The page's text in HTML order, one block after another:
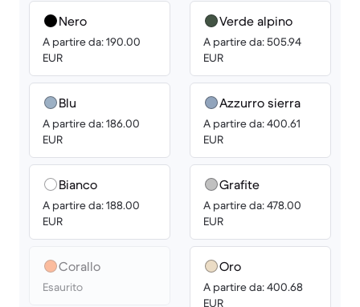
Nero
A partire da: 190.00
EUR
Blu
A partire da: 186.00
EUR
Bianco
A partire da: 188.00
EUR
Corallo
Esaurito
Verde alpino
A partire da: 505.94
EUR
Azzurro sierra
A partire da: 400.61
EUR
Grafite
A partire da: 478.00
EUR
Oro
A partire da: 400.68
EUR